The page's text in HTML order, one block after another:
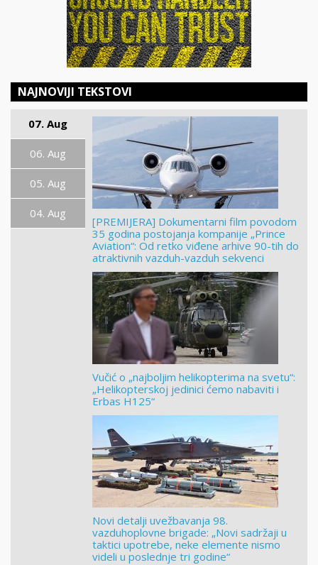
NAJNOVIJI TEKSTOVI
07. Aug
06. Aug
05. Aug
04. Aug
[PREMIJERA] Dokumentarni film povodom
35 godina postojanja kompanije „Prince
Aviation“: Od retko viđene arhive 90-tih do
atraktivnih vazduh-vazduh sekvenci
Vučić o „najboljim helikopterima na svetu“:
„Helikopterskoj jedinici ćemo nabaviti i
Erbas H125“
Novi detalji uvežbavanja 98.
vazduhoplovne brigade: „Novi sadržaji u
taktici upotrebe, neke elemente nismo
videli u poslednje tri godine“